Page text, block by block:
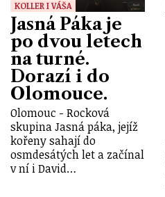
KOLLER I VÁŠA
Jasná Páka je
po dvou letech
na turné.
Dorazí i do
Olomouce.
Olomouc - Rocková
skupina Jasná páka, jejíž
kořeny sahají do
osmdesátých let a začínal
v ní i David…